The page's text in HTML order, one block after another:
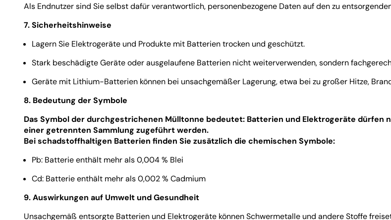
Als Endnutzer sind Sie selbst dafür verantwortlich, personenbezogene Daten auf den zu
7. Sicherheitshinweise
Lagern Sie Elektrogeräte und Produkte mit Batterien trocken und geschützt.
Stark beschädigte Geräte oder ausgelaufene Batterien nicht weiterverwenden, sondern
Geräte mit Lithium-Batterien können bei unsachgemäßer Lagerung, etwa bei zu großer Hitze,
8. Bedeutung der Symbole
Das Symbol der durchgestrichenen Mülltonne bedeutet: Batterien und Elektrogeräte dürfen
einer getrennten Sammlung zugeführt werden.
Bei schadstoffhaltigen Batterien finden Sie zusätzlich die chemischen Symbole:
Pb: Batterie enthält mehr als 0,004 % Blei
Cd: Batterie enthält mehr als 0,002 % Cadmium
9. Auswirkungen auf Umwelt und Gesundheit
Unsachgemäß entsorgte Batterien und Elektrogeräte können Schwermetalle und andere Stoffe